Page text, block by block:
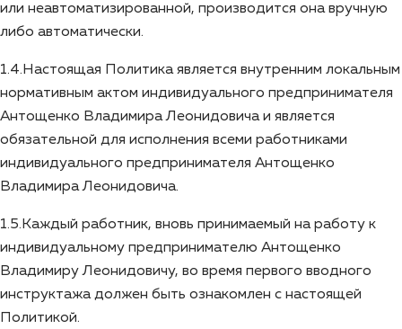
или неавтоматизированной, производится она вручную
либо автоматически.
1.4.Настоящая Политика является внутренним локальным
нормативным актом индивидуального предпринимателя
Антощенко Владимира Леонидовича и является
обязательной для исполнения всеми работниками
индивидуального предпринимателя Антощенко
Владимира Леонидовича.
1.5.Каждый работник, вновь принимаемый на работу к
индивидуальному предпринимателю Антощенко
Владимиру Леонидовичу, во время первого вводного
инструктажа должен быть ознакомлен с настоящей
Политикой.